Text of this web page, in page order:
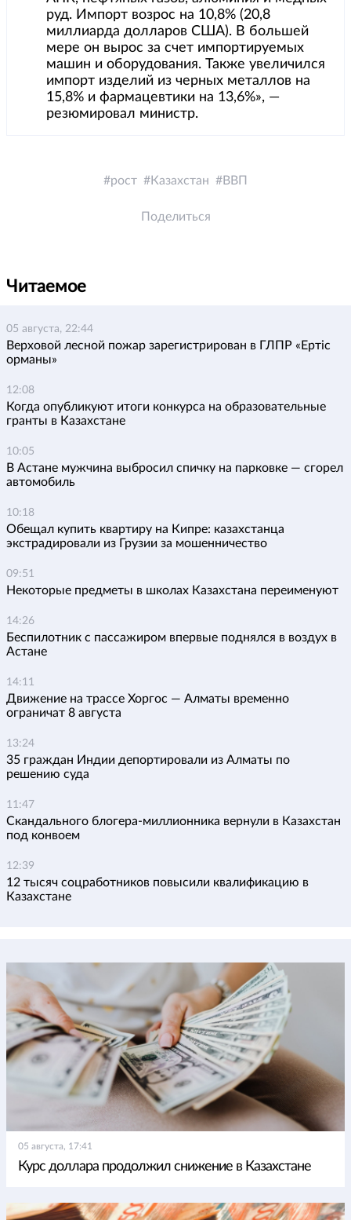
руд. Импорт возрос на 10,8% (20,8
миллиарда долларов США). В большей
мере он вырос за счет импортируемых
машин и оборудования. Также увеличился
импорт изделий из черных металлов на
15,8% и фармацевтики на 13,6%», —
резюмировал министр.
рост Казахстан ВВП
Поделиться
Читаемое
05 августа, 22:44
Верховой лесной пожар зарегистрирован в ГЛПР «Ертіс
орманы»
12:08
Когда опубликуют итоги конкурса на образовательные
гранты в Казахстане
10:05
В Астане мужчина выбросил спичку на парковке — сгорел
автомобиль
10:18
Обещал купить квартиру на Кипре: казахстанца
экстрадировали из Грузии за мошенничество
09:51
Некоторые предметы в школах Казахстана переименуют
14:26
Беспилотник с пассажиром впервые поднялся в воздух в
Астане
14:11
Движение на трассе Хоргос — Алматы временно
ограничат 8 августа
13:24
35 граждан Индии депортировали из Алматы по
решению суда
11:47
Скандального блогера-миллионника вернули в Казахстан
под конвоем
12:39
12 тысяч соцработников повысили квалификацию в
Казахстане
05 августа, 17:41
Курс доллара продолжил снижение в Казахстане